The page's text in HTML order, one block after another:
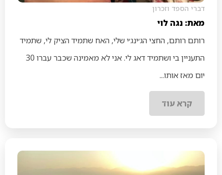
דברי הספד וזכרון
מאת: נגה לוי
רותם רותם, החצי הג׳ינג׳י שלי, האח שתמיד הציק לי, שתמיד
התעניין בי ושתמיד דאג לי. אני לא מאמינה שכבר עברו 30
יום מאז אותו...
קרא עוד